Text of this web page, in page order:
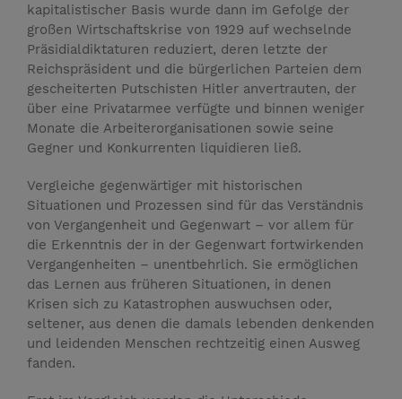
kapitalistischer Basis wurde dann im Gefolge der
großen Wirtschaftskrise von 1929 auf wechselnde
Präsidialdiktaturen reduziert, deren letzte der
Reichspräsident und die bürgerlichen Parteien dem
gescheiterten Putschisten Hitler anvertrauten, der
über eine Privatarmee verfügte und binnen weniger
Monate die Arbeiterorganisationen sowie seine
Gegner und Konkurrenten liquidieren ließ.
Vergleiche gegenwärtiger mit historischen
Situationen und Prozessen sind für das Verständnis
von Vergangenheit und Gegenwart – vor allem für
die Erkenntnis der in der Gegenwart fortwirkenden
Vergangenheiten – unentbehrlich. Sie ermöglichen
das Lernen aus früheren Situationen, in denen
Krisen sich zu Katastrophen auswuchsen oder,
seltener, aus denen die damals lebenden denkenden
und leidenden Menschen rechtzeitig einen Ausweg
fanden.